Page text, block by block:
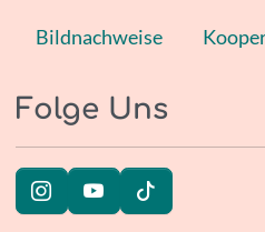
Bildnachweise
Folge Uns